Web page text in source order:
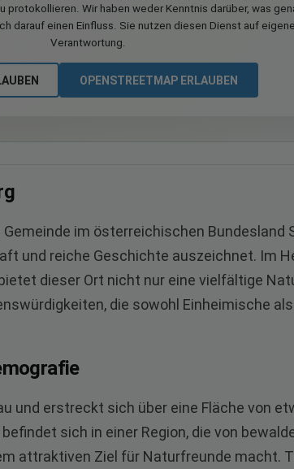
protokollieren. Wir haben weder Kenntnis darüber, was
darauf einen Einfluss. Sie nutzen diesen Dienst auf eigene
Verantwortung.
OPENSTREETMAP ERLAUBEN
im österreichischen Bundesland
und reiche Geschichte auszeichnet. Im
dieser Ort nicht nur eine vielfältige
die sowohl Einheimische
und erstreckt sich über eine Fläche von
sich in einer Region, die von
attraktiven Ziel für Naturfreunde macht.